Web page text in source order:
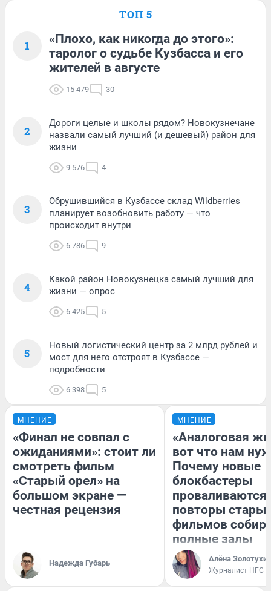
ТОП 5
1
«Плохо, как никогда до этого»:
таролог о судьбе Кузбасса и его
жителей в августе
15 479 30
2
Дороги целые и школы рядом? Новокузнечане
назвали самый лучший (и дешевый) район для
жизни
9 576 4
3
Обрушившийся в Кузбассе склад Wildberries
планирует возобновить работу — что
происходит внутри
6 786 9
4
Какой район Новокузнецка самый лучший для
жизни — опрос
6 425 5
5
Новый логистический центр за 2 млрд рублей и
мост для него отстроят в Кузбассе —
подробности
6 398 5
МНЕНИЕ
«Финал не совпал с
ожиданиями»: стоит ли
смотреть фильм
«Старый орел» на
большом экране —
честная рецензия
Надежда Губарь
МНЕНИЕ
«Аналоговая
вот что нам
Почему новые
блокбастеры
повторы
фильмов
полные залы
Алёна
Журналист НГС